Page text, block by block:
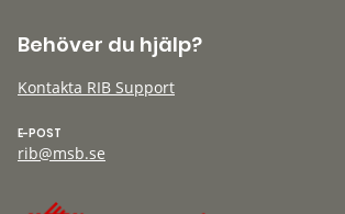
Behöver du hjälp?
Kontakta RIB Support
E-POST
rib@msb.se